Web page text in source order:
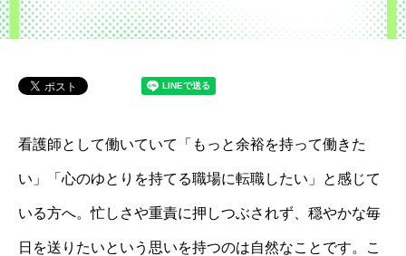
看護師として働いていて「もっと余裕を持って働きた
い」「心のゆとりを持てる職場に転職したい」と感じて
いる方へ。忙しさや重責に押しつぶされず、穏やかな毎
日を送りたいという思いを持つのは自然なことです。こ